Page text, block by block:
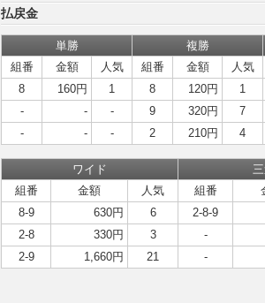
払戻金
単勝
複勝
組番
金額 人気 組番 金額
人気
8
160円 1 8 120円
1
-
- - 9 320円
7
-
- - 2 210円 4
ワイド
組番
金額 人気 組番
8-9
630円 6
2-8-9
2-8
330円 3
-
2-9
1,660円 21 -